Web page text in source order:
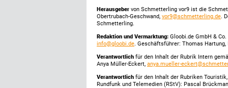
Herausgeber von Schmetterling vor9 ist die
Obertrubach-Geschwand, vor9@schmetterling.de.
Schmetterling.
Redaktion und Vermarktung: Gloobi.de GmbH &
info@gloobi.de. Geschäftsführer: Thomas
Verantwortlich für den Inhalt der Rubrik Intern
Anya Müller-Eckert, anya.mueller-
Verantwortlich für den Inhalt der Rubriken
Rundfunk und Telemedien (RStV): Pascal